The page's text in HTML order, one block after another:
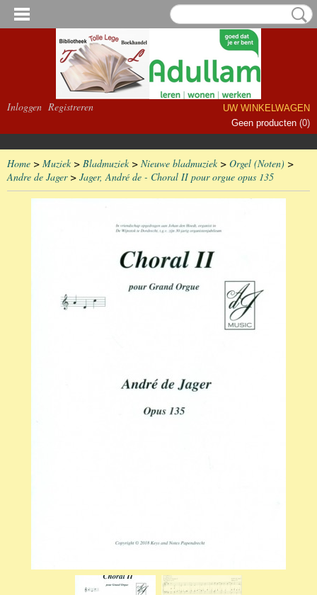
Inloggen Registreren
UW WINKELWAGEN
Geen producten (0)
Home > Muziek> Bladmuziek> Nieuwe bladmuziek> Orgel (Noten) >
Andre de Jager> Jager, André de - Choral II pour orgue opus 135